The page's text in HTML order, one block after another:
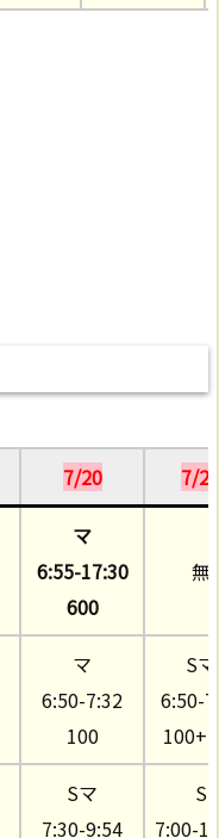
7/20 7/21
マ
6:55-17:30
600
無
マ
6:50-7:32
100
Sマ
6:50-
Sマ
7:30-9:54
S
7:00-